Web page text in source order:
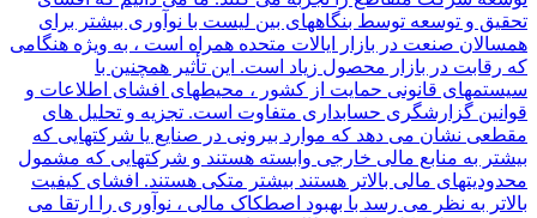
تحقیق و توسعه توسط بنگاههای بین لیست با نوآوری بیشتر برای
همسالان صنعت در بازار ایالات متحده همراه است ، به ویژه هنگامی
که رقابت در بازار محصول زیاد است. این تأثیر همچنین با
سیستمهای قانونی حمایت از کشور ، محیطهای افشای اطلاعات و
قوانین گزارشگری حسابداری متفاوت است. تجزیه و تحلیل های
مقطعی نشان می دهد که موارد بیرونی در صنایع یا شرکتهایی که
بیشتر به منابع مالی خارجی وابسته هستند و شرکتهایی که مشمول
محدودیتهای مالی بالاتر هستند بیشتر متکی هستند. افشای کیفیت
بالاتر به نظر می رسد با بهبود اصطکاک مالی ، نوآوری را ارتقا می